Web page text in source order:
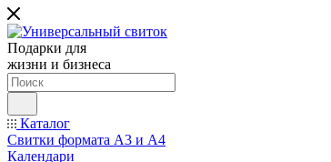
Подарки для
жизни и бизнеса
Каталог
Свитки формата А3 и А4
Календари